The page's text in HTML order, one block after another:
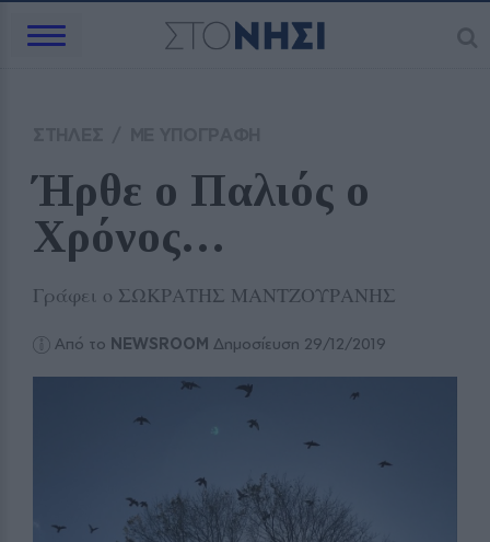
Ήρθε ο Παλιός ο
Χρόνος…
Γράφει ο ΣΩΚΡΑΤΗΣ ΜΑΝΤΖΟΥΡΑΝΗΣ
Από το NEWSROOM Δημοσίευση 29/12/2019